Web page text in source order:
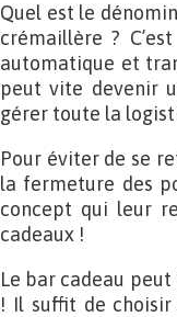
Quel est le
crémaillère ?
automatique et
peut vite devenir
gérer toute la
Pour éviter de se
la fermeture des
concept qui leur
cadeaux !
Le bar cadeau
! Il suffit de choisir